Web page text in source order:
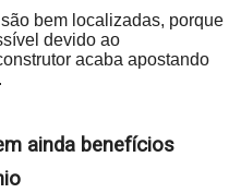
bem localizadas, porque
devido ao
acaba apostando
ainda benefícios